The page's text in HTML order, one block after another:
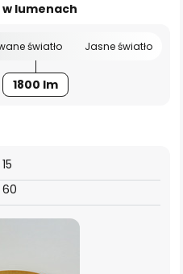
lumenach
światło Jasne światło
1800 lm
15
60